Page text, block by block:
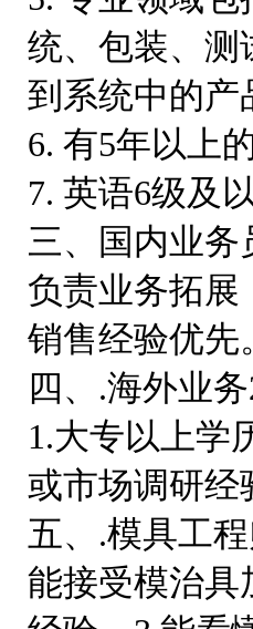
统、包装、测
到系统中的产
6. 有5年以上
7. 英语6级及
三、国内业务
负责业务拓展
销售经验优先
四、.海外业务
1.大专以上学
或市场调研经
五、.模具工程
能接受模治具